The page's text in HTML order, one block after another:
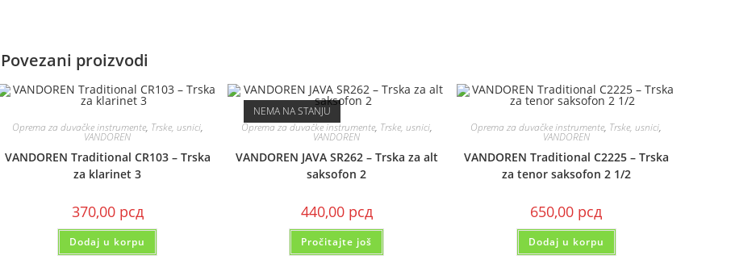
Povezani proizvodi
Oprema za duvačke instrumente, Trske, usnici,
VANDOREN
VANDOREN Traditional CR103 – Trska
za klarinet 3
370,00 рсд
Dodaj u korpu
NEMA NA STANJU
Oprema za duvačke instrumente, Trske, usnici,
VANDOREN
VANDOREN JAVA SR262 – Trska za alt
saksofon 2
440,00 рсд
Pročitajte još
Oprema za duvačke instrumente, Trske, usnici,
VANDOREN
VANDOREN Traditional C2225 – Trska
za tenor saksofon 2 1/2
650,00 рсд
Dodaj u korpu